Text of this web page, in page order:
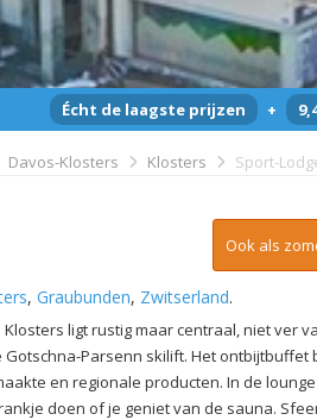
Écht de laagste prijzen +
Davos-Klosters Klosters Sport-
Ook als
, Graubunden, Zwitserland.
Klosters ligt rustig maar centraal, niet ver
Gotschna-Parsenn skilift. Het ontbijtbuffet
en regionale producten. In de
doen of je geniet van de sauna.